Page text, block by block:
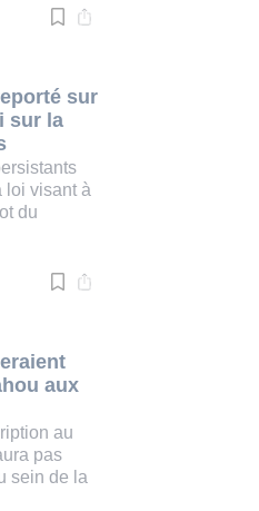
sur
sur la
loi visant à
du
aux
au
pas
sein de la